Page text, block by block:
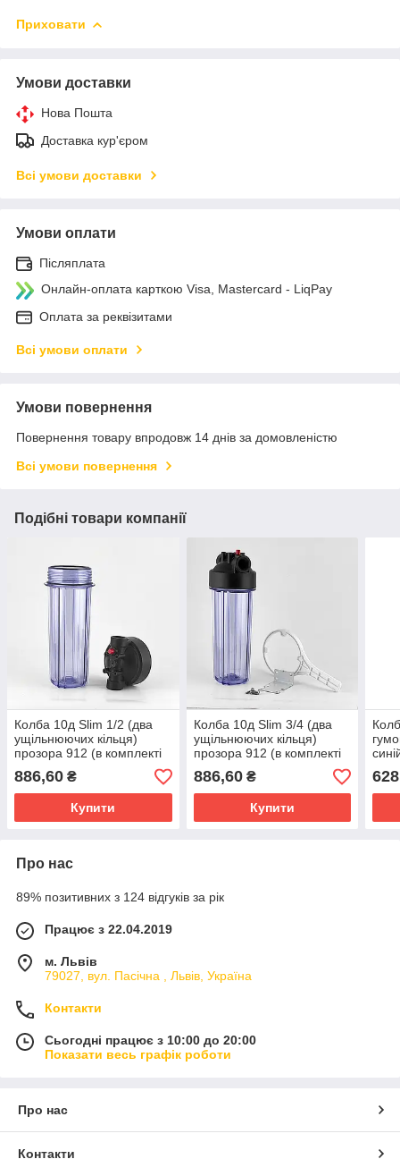
Приховати
Умови доставки
Нова Пошта
Доставка кур'єром
Всі умови доставки
Умови оплати
Післяплата
Онлайн-оплата карткою Visa, Mastercard - LiqPay
Оплата за реквізитами
Всі умови оплати
Умови повернення
Повернення товару впродовж 14 днів за домовленістю
Всі умови повернення
Подібні товари компанії
Колба 10д Slim 1/2 (два
ущільнюючих кільця)
прозора 912 (в комплекті
ключ, кронштейн,
саморізи)
886,60 ₴
Купити
Колба 10д Slim 3/4 (два
ущільнюючих кільця)
прозора 912 (в комплекті
ключ, кронштейн,
саморізи)
886,60₴
Купити
(W/
628
Про нас
89% позитивних з 124 відгуків за рік
Працює з 22.04.2019
м. Львів
79027, вул. Пасічна , Львів, Україна
Контакти
Сьогодні працює з 10:00 до 20:00
Показати весь графік роботи
Про нас
Контакти